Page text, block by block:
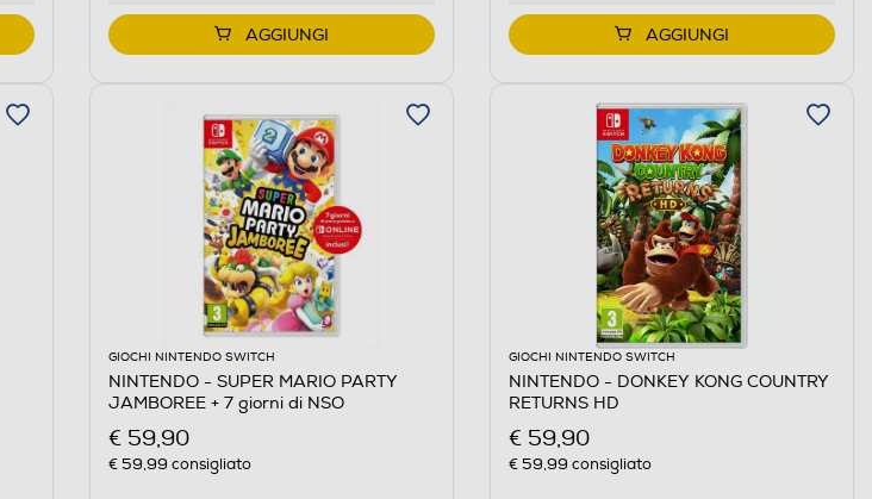
AGGIUNGI AGGIUNGI
GIOCHI NINTENDO SWITCH
NINTENDO - SUPER MARIO PARTY
JAMBOREE + 7 giorni di NSO
€ 59,90
€ 59,99 consigliato
GIOCHI NINTENDO SWITCH
NINTENDO - DONKEY KONG COUNTRY
RETURNS HD
€ 59,90
€ 59,99 consigliato